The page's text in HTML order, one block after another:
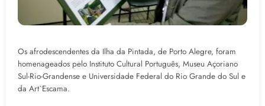
Os afrodescendentes da Ilha da Pintada, de Porto Alegre, foram
homenageados pelo Instituto Cultural Português, Museu Açoriano
Sul-Rio-Grandense e Universidade Federal do Rio Grande do Sul e
da Art`Escama.